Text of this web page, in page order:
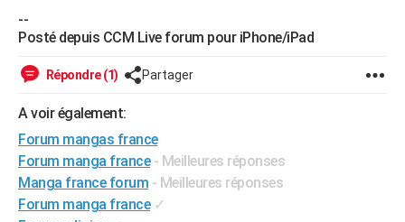
Guides de France
Escapades
Patrimoine
Expositions
Musées
Week-end nature
+LIFESTYLE
Art de vivre
Bien-être
Loisirs
Mode
Modes de vie
SANTE
VOYAGE
Destinations
City break
Voyage nature
Voyage de noces
Forum
Climat
PHOTO
GUIDES D'ACHAT
BONS PLANS
--
Posté depuis CCM Live forum pour iPhone/iPad
Répondre (1) Partager
A voir également:
Forum mangas france
Forum manga france - Meilleures réponses
Manga france forum - Meilleures réponses
Forum manga france ✓